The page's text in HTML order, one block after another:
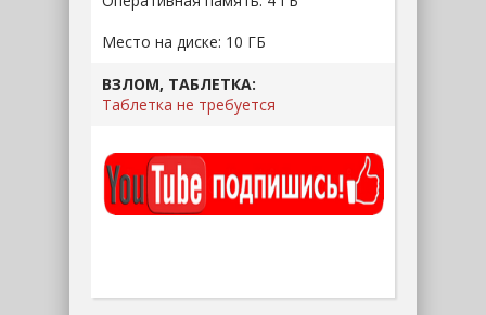
Место на диске: 10 ГБ
ВЗЛОМ, ТАБЛЕТКА:
Таблетка не требуется